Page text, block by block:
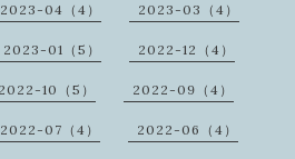
2023-04（4） 2023-03（4）
2023-01（5） 2022-12（4）
2022-10（5） 2022-09（4）
2022-07（4） 2022-06（4）